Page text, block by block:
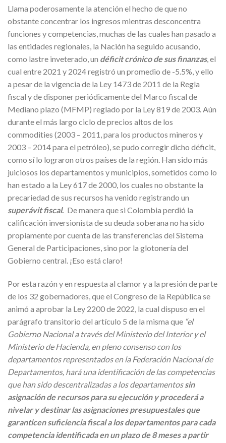
Llama poderosamente la atención el hecho de que no
obstante concentrar los ingresos mientras desconcentra
funciones y competencias, muchas de las cuales han pasado a
las entidades regionales, la Nación ha seguido acusando,
como lastre inveterado, un déficit crónico de sus finanzas, el
cual entre 2021 y 2024 registró un promedio de -5.5%, y ello
a pesar de la vigencia de la Ley 1473 de 2011 de la Regla
fiscal y de disponer periódicamente del Marco fiscal de
Mediano plazo (MFMP) reglado por la Ley 819 de 2003. Aún
durante el más largo ciclo de precios altos de los
commodities (2003 – 2011, para los productos mineros y
2003 – 2014 para el petróleo), se pudo corregir dicho déficit,
como sí lo lograron otros países de la región. Han sido más
juiciosos los departamentos y municipios, sometidos como lo
han estado a la Ley 617 de 2000, los cuales no obstante la
precariedad de sus recursos ha venido registrando un
superávit fiscal. De manera que si Colombia perdió la
calificación inversionista de su deuda soberana no ha sido
propiamente por cuenta de las transferencias del Sistema
General de Participaciones, sino por la glotonería del
Gobierno central. ¡Eso está claro!
Por esta razón y en respuesta al clamor y a la presión de parte
de los 32 gobernadores, que el Congreso de la República se
animó a aprobar la Ley 2200 de 2022, la cual dispuso en el
parágrafo transitorio del artículo 5 de la misma que “el
Gobierno Nacional a través del Ministerio del Interior y el
Ministerio de Hacienda, en pleno consenso con los
departamentos representados en la Federación Nacional de
Departamentos, hará una identificación de las competencias
que han sido descentralizadas a los departamentossin
asignación de recursos para su ejecución y procederá a
nivelar y destinar las asignaciones presupuestales que
garanticen suficiencia fiscal a los departamentos para cada
competencia identificada en un plazo de 8 meses a partir